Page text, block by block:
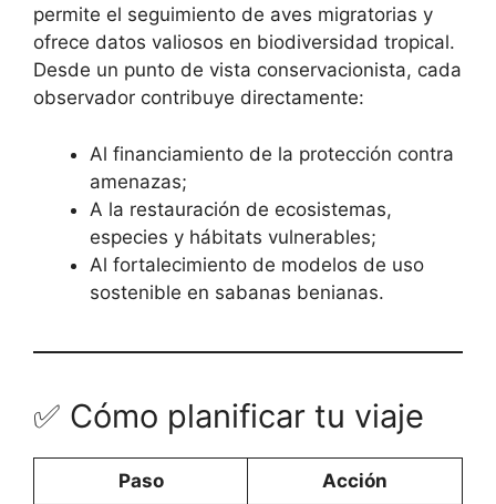
permite el seguimiento de aves migratorias y
ofrece datos valiosos en biodiversidad tropical.
Desde un punto de vista conservacionista, cada
observador contribuye directamente:
Al financiamiento de la protección contra
amenazas;
A la restauración de ecosistemas,
especies y hábitats vulnerables;
Al fortalecimiento de modelos de uso
sostenible en sabanas benianas.
✅ Cómo planificar tu viaje
Paso Acción